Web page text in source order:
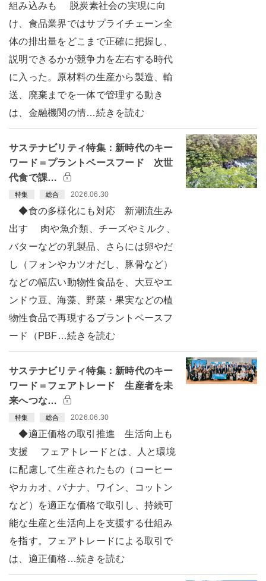
組み込みも 脱炭素社会の実現に向
け、食品業界ではサプライチェーン全
体の排出量をどこまで正確に把握し、
説明できるかが競争力を左右する時代
に入った。原材料の生産から製造、輸
送、廃棄までを一体で管理する動き
は、金融機関の情…続きを読む
サステナビリティ特集：新時代のキー
ワード＝プラントベースフード 次世
代食で課…
特集 総合 2026.06.30
◆食の多様化にも対応 新潮流生み
出す 肉や魚介類、チーズやミルク、
バターなどの乳製品、さらには卵やだ
し（フォンやカツオだし、豚骨など）
などの幅広い動物性食品を、大豆やエ
ンドウ豆、海藻、野菜・果実などの植
物性食品で再現するプラントベースフ
ード（PBF…続きを読む
サステナビリティ特集：新時代のキー
ワード＝フェアトレード 生産者を未
来へつな…
特集 総合 2026.06.30
◆適正価格の取引推進 生活向上も
支援 フェアトレードとは、人と環境
に配慮して生産されたもの（コーヒー
やカカオ、バナナ、ワイン、コットン
など）を適正な価格で取引し、持続可
能な生産と生活向上を支援する仕組み
を指す。フェアトレードによる取引で
は、適正価格…続きを読む